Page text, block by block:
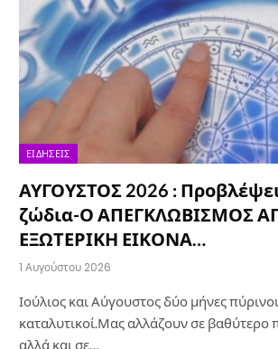
ΕΙΔΉΣΕΙΣ
ΑΥΓΟΥΣΤΟΣ 2026 :
ζώδια-Ο ΑΠΕΓΚΛΩΒΙΣΜΟΣ
ΕΞΩΤΕΡΙΚΗ ΕΙΚΟΝΑ…
1 Αυγούστου 2026
Ιούλιος και Αύγουστος δύο μήνες
καταλυτικοί.Μας αλλάζουν σε βαθύτερο
αλλά και σε…